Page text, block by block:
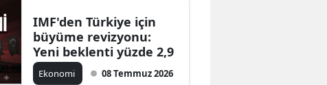
IMF'den Türkiye için
büyüme revizyonu:
Yeni beklenti yüzde 2,9
Ekonomi 08 Temmuz 2026